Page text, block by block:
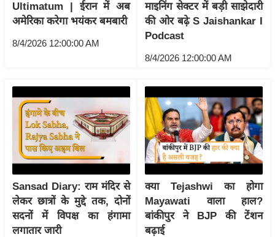
मा
भू
भ
आ
र
.
आ
ई
Ultimatum | ईरान में अब
अमेरिका करेगा भयंकर बमबारी
8/4/2026 12:00:00 AM
माइनिंग सेक्टर में बड़ी साझेदारी
की ओर बढ़े S Jaishankar I
Podcast
8/4/2026 12:00:00 AM
Sansad Diary: राम मंदिर से
लेकर छात्रों के मुद्दे तक, दोनों
सदनों में विपक्ष का हंगामा
लगातार जारी
क्या Tejashwi का होगा
Mayawati वाला हाल?
बांकीपुर ने BJP की टेंशन
बढ़ाई